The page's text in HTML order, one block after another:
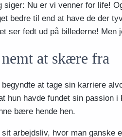
siger: Nu er vi venner for life!
bedre til end at have de der
ser fedt ud på billederne! Men
at skære fra
at tage sin karriere
hun havde fundet sin passion i
bære hende hen.
arbejdsliv, hvor man ganske